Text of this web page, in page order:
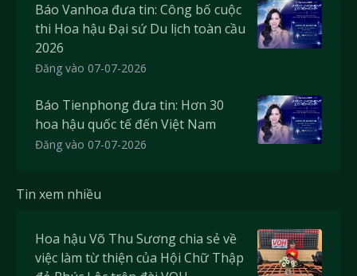
Báo Vanhoa đưa tin: Công bố cuộc
thi Hoa hậu Đại sứ Du lịch toàn cầu
2026
Đăng vào 07-07-2026
Báo Tienphong đưa tin: Hơn 30
hoa hậu quốc tế đến Việt Nam
Đăng vào 07-07-2026
Tin xem nhiều
Hoa hậu Võ Thu Sương chia sẻ về
việc làm từ thiện của Hội Chữ Thập